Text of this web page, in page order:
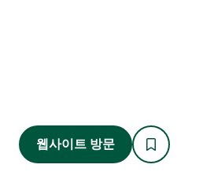
웹사이트 방문